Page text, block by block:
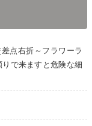
点右折～フラワーラ
で来ますと危険な細